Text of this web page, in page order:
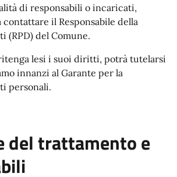
di responsabili o incaricati,
contattare il Responsabile della
(RPD) del Comune.
lesi i suoi diritti, potrà tutelarsi
innanzi al Garante per la
personali.
del trattamento e